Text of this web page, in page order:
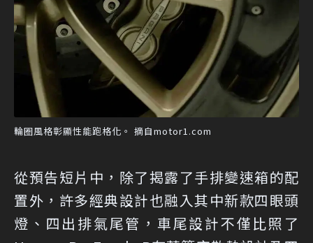
輪圈風格彰顯性能跑格化。 摘自motor1.com
從預告短片中，除了揭露了手排變速箱的配
置外，許多經典設計也融入其中新款四眼頭
燈、四出排氣尾管，車尾設計不僅比照了